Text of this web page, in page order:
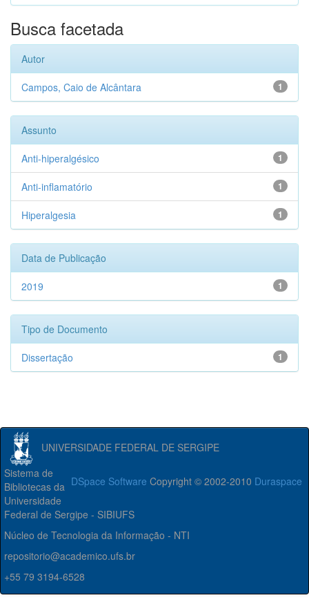
Busca facetada
Autor
1
Campos, Caio de Alcântara
Assunto
1
Anti-hiperalgésico
1
Anti-inflamatório
1
Hiperalgesia
Data de Publicação
1
2019
Tipo de Documento
1
Dissertação
UNIVERSIDADE FEDERAL DE SERGIPE
DSpace Software Copyright © 2002-2010 Duraspace
Sistema de
Bibliotecas da
Universidade
Federal de Sergipe - SIBIUFS
Núcleo de Tecnologia da Informação - NTI
repositorio@academico.ufs.br
+55 79 3194-6528